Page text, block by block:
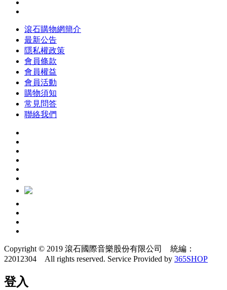
滾石購物網簡介
最新公告
隱私權政策
會員條款
會員權益
會員活動
購物須知
常見問答
聯絡我們
Copyright © 2019 滾石國際音樂股份有限公司 統編：
22012304 All rights reserved. Service Provided by 365SHOP
登入